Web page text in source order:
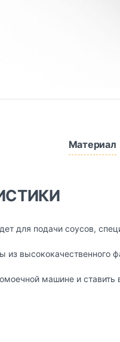
Материал
для подачи соусов,
из высококачественного
машине и ставить